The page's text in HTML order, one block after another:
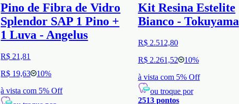
Pino de Fibra de Vidro
Splendor SAP 1 Pino +
1 Luva - Angelus
R$ 21,81
R$ 19,63
10%
à vista com 5% Off
Kit Resina Estelite
Bianco - Tokuyama
R$ 2.512,80
R$ 2.261,52
10%
à vista com 5% Off
ou troque por
2513pontos